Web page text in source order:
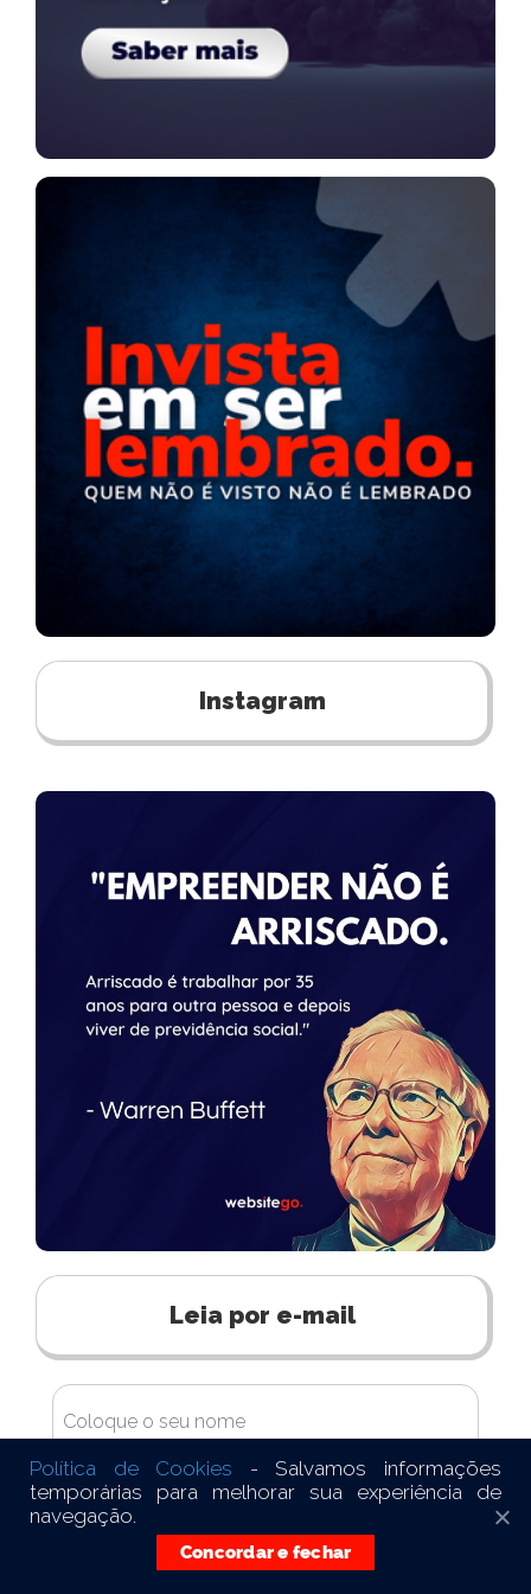
Instagram
Leia por e-mail
Quero me cadastrar
Política de Cookies - Salvamos informações
temporárias para melhorar sua experiência de
navegação.
Concordar e fechar